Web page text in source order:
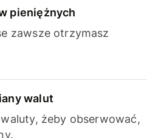
pieniężnych
zawsze otrzymasz
walut
żeby obserwować,